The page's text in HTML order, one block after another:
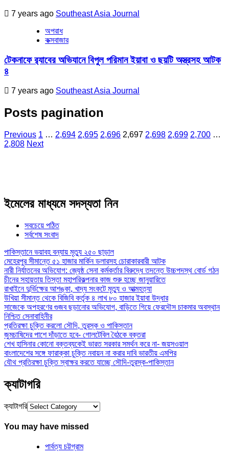
7 years ago Southeast Asia Journal
অপরাধ
কক্সবাজার
টেকনাফে র‌্যাবের অভিযানে বিপুল পরিমান ইয়াবা ও ছয়টি অস্ত্রসহ আটক
৪
7 years ago Southeast Asia Journal
Posts pagination
Previous 1 … 2,694 2,695 2,696 2,697 2,698 2,699 2,700 …
2,808 Next
ইমেলের মাধ্যমে সদস্যতা নিন
সবচেয়ে পঠিত
সর্বশেষ সংবাদ
পাকিস্তানে ভয়াবহ বন্যায় মৃত্যু ২৫০ ছাড়াল
মেহেরপুর সীমান্তে ৫১ হাজার মার্কিন ডলারসহ চোরাকারবারী আটক
নারী নির্যাতনের অভিযোগ: জ্যেষ্ঠ সেনা কর্মকর্তার বিরুদ্ধে তদন্তে উচ্চপদস্থ বোর্ড গঠন
চীনের সহায়তায় তিস্তা মহাপরিকল্পনার কাজ শুরু হচ্ছে জানুয়ারিতে
রাখাইনে দুর্ভিক্ষের আশঙ্কা, খাদ্য সংকটে মৃত্যু ও আত্মহত্যা
উখিয়া সীমান্ত থেকে বিজিবি কর্তৃক ৪ লাখ ৮০ হাজার ইয়াবা উদ্ধার
সাজেকে অপহরণের গুজব ছড়ানোর অভিযোগ, বাড়িতে গিয়ে ফেরদৌস চাকমার অবস্থান
নিশ্চিত সেনাবাহিনীর
প্রতিরক্ষা চুক্তি করলো সৌদি, তুরস্ক ও পাকিস্তান
জুমচাষিদের পাশে দাঁড়াতে হবে- গোলটেবিল বৈঠকে বক্তরা
শেখ হাসিনার কোনো বক্তব্যকেই ভারত সরকার সমর্থন করে না- জয়সওয়াল
বাংলাদেশের সঙ্গে ফারাক্কা চুক্তি নবায়ন না করার দাবি ভারতীয় এমপির
যৌথ প্রতিরক্ষা চুক্তি স্বাক্ষর করতে যাচ্ছে সৌদি-তুরস্ক-পাকিস্তান
ক্যাটাগরি
ক্যাটাগরি
You may have missed
পার্বত্য চট্টগ্রাম